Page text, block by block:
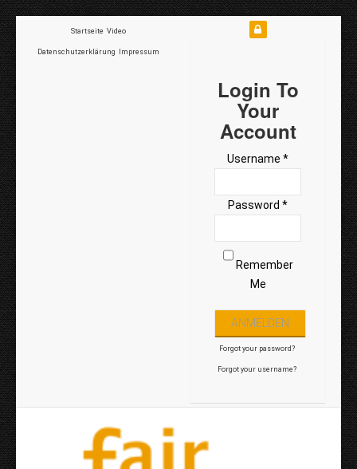
Startseite Video
Datenschutzerklärung Impressum
Login To
Your
Account
Username *
Password *
Remember
Me
Forgot your password?
Forgot your username?